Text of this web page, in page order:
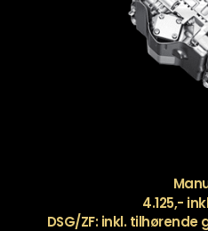
4.125,-
DSG/ZF: inkl.